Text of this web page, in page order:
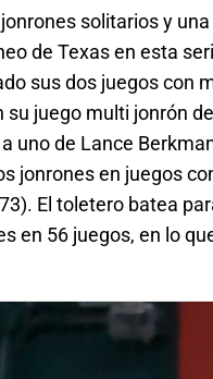
solitarios y
de Texas en esta
sus dos juegos con
juego multi jonrón
uno de Lance
jonrones en juegos
El toletero batea
en 56 juegos, en lo